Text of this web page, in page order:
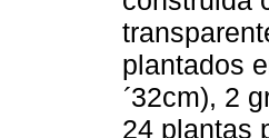
plantados
´32cm), 2
24 plantas